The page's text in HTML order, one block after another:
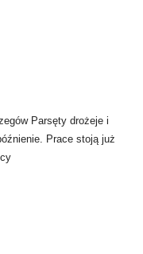
Parsęty drożeje i
Prace stoją już